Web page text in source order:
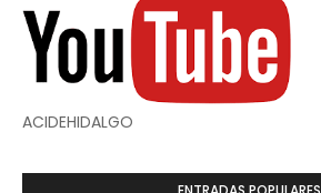
ACIDEHIDALGO